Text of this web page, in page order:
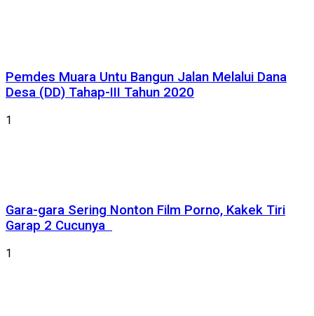
Pemdes Muara Untu Bangun Jalan Melalui Dana
Desa (DD) Tahap-III Tahun 2020
1
Gara-gara Sering Nonton Film Porno, Kakek Tiri
Garap 2 Cucunya
1